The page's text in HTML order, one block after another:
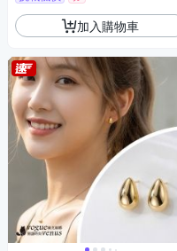
加入購物車